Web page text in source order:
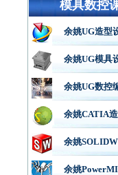
模具数控
余姚UG造型
余姚UG模具
余姚UG数控
余姚CATIA
余姚
余姚